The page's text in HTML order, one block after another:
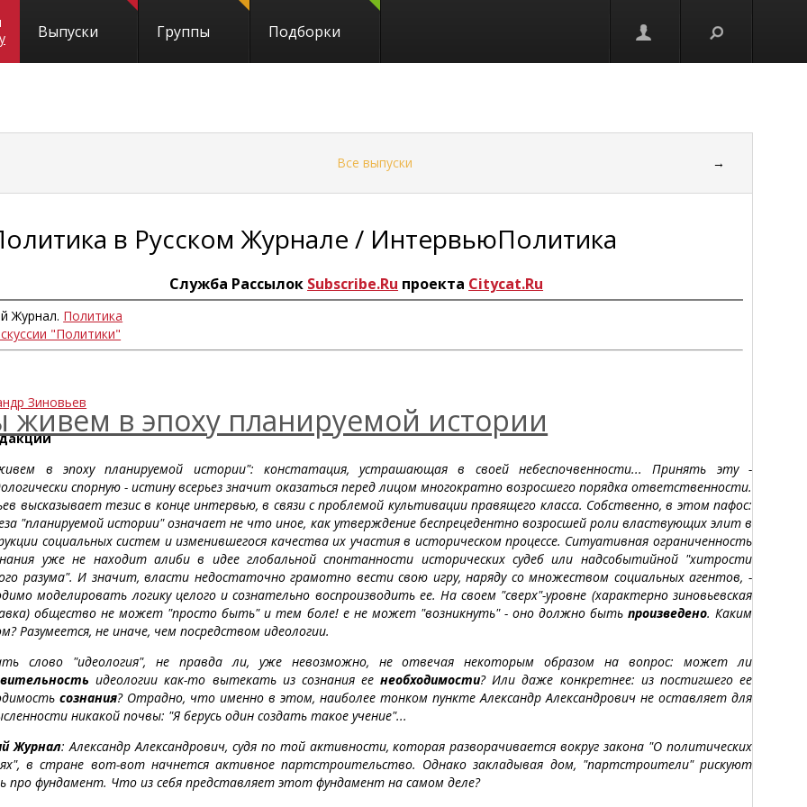
Выпуски Группы Подборки
Все выпуски →
в Русском Журнале / ИнтервьюПолитика
Служба Рассылок Subscribe.Ru проекта Citycat.Ru
Журнал. Политика
"Политики"
Зиновьев в эпоху планируемой истории
в эпоху планируемой истории": констатация, устрашающая в своей небеспочвенности... Принять эту -
спорную - истину всерьез значит оказаться перед лицом многократно возросшего порядка ответственности.
высказывает тезис в конце интервью, в связи с проблемой культивации правящего класса. Собственно, в этом пафос:
"планируемой истории" означает не что иное, как утверждение беспрецедентно возросшей роли властвующих элит в
социальных систем и изменившегося качества их участия в историческом процессе. Ситуативная ограниченность
уже не находит алиби в идее глобальной спонтанности исторических судеб или надсобытийной "хитрости
разума". И значит, власти недостаточно грамотно вести свою игру, наряду со множеством социальных агентов, -
моделировать логику целого и сознательно воспроизводить ее. На своем "сверх"-уровне (характерно зиновьевская
общество не может "просто быть" и тем боле! е не может "возникнуть" - оно должно быть произведено. Каким
Разумеется, не иначе, чем посредством идеологии.
слово "идеология", не правда ли, уже невозможно, не отвечая некоторым образом на вопрос: может ли
идеологии как-то вытекать из сознания еенеобходимости? Или даже конкретнее: из постигшего ее
сознания? Отрадно, что именно в этом, наиболее тонком пункте Александр Александрович не оставляет для
никакой почвы: "Я берусь один создать такое учение"...
Журнал: Александр Александрович, судя по той активности, которая разворачивается вокруг закона "О политических
в стране вот-вот начнется активное партстроительство. Однако закладывая дом, "партстроители" рискуют
про фундамент. Что из себя представляет этот фундамент на самом деле?